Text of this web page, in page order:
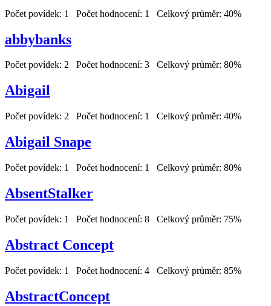
Počet povídek: 1 Počet hodnocení: 1 Celkový průměr: 40%
abbybanks
Počet povídek: 2 Počet hodnocení: 3 Celkový průměr: 80%
Abigail
Počet povídek: 2 Počet hodnocení: 1 Celkový průměr: 40%
Abigail Snape
Počet povídek: 1 Počet hodnocení: 1 Celkový průměr: 80%
AbsentStalker
Počet povídek: 1 Počet hodnocení: 8 Celkový průměr: 75%
Abstract Concept
Počet povídek: 1 Počet hodnocení: 4 Celkový průměr: 85%
AbstractConcept